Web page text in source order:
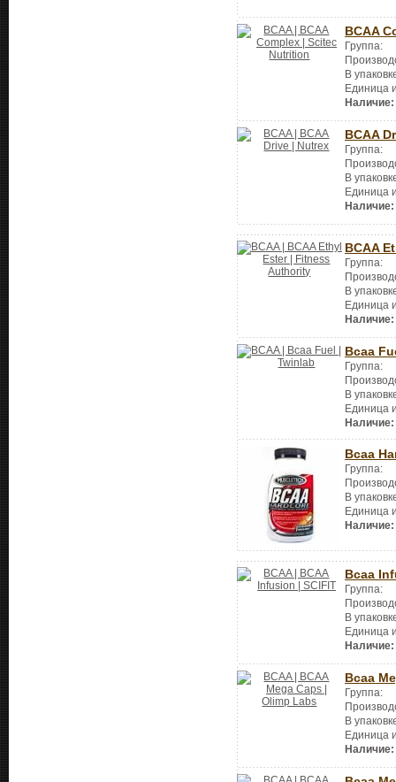
BCAA
Группа:
В
Единица
Наличие:
BCAA
Группа:
В
Единица
Наличие:
BCAA
Группа:
В
Единица
Наличие:
Bcaa
Группа:
В
Единица
Наличие:
Bcaa
Группа:
В
Единица
Наличие:
Bcaa
Группа:
В
Единица
Наличие:
Bcaa
Группа:
В
Единица
Наличие: